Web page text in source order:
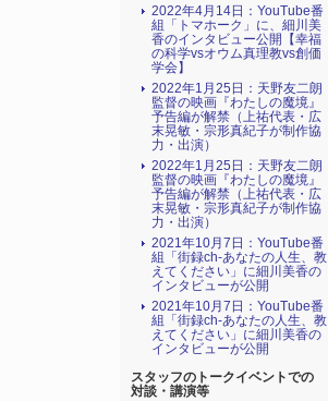
2022年4月14日：YouTube番
組「トマホーク」に、細川美
香のインタビュー公開【幸福
の科学vsオウム真理教vs創価
学会】
2022年1月25日：天野友二朗
監督の映画『わたしの魔境』
予告編が解禁（上祐代表・広
末晃敏・宗形真紀子が制作協
力・出演）
2022年1月25日：天野友二朗
監督の映画『わたしの魔境』
予告編が解禁（上祐代表・広
末晃敏・宗形真紀子が制作協
力・出演）
2021年10月7日：YouTube番
組「街録ch-あなたの人生、教
えてください」に細川美香の
インタビューが公開
2021年10月7日：YouTube番
組「街録ch-あなたの人生、教
えてください」に細川美香の
インタビューが公開
スタッフのトークイベントでの
対談・講演等